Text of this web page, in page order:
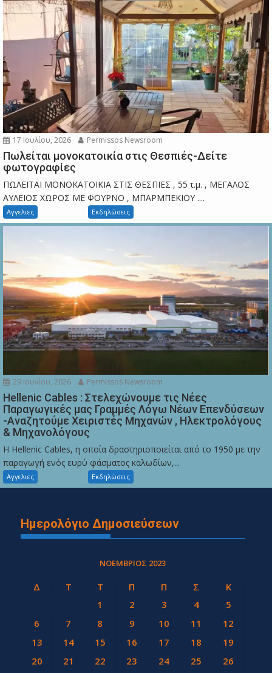
17 Ιουλίου, 2026 Permissos Newsroom
Πωλείται μονοκατοικία στις Θεσπιές-Δείτε
φωτογραφίες
ΠΩΛΕΙΤΑΙ ΜΟΝΟΚΑΤΟΙΚΙΑ ΣΤΙΣ ΘΕΣΠΙΕΣ , 55 τ.μ. , ΜΕΓΑΛΟΣ
ΑΥΛΕΙΟΣ ΧΩΡΟΣ ΜΕ ΦΟΥΡΝΟ , ΜΠΑΡΜΠΕΚΙΟΥ ....
Αγγελιες Εκδηλώσεις
29 Ιουνίου, 2026 Permissos Newsroom
Hellenic Cables : Στελεχώνουμε τις Νέες
Παραγωγικές μας Γραμμές Λόγω Νέων Επενδύσεων
-Αναζητούμε Χειριστές Μηχανών , Ηλεκτρολόγους
& Μηχανολόγους
Η Hellenic Cables, η οποία δραστηριοποιείται από το 1950 με την
παραγωγή ενός ευρύ φάσματος καλωδίων,...
Αγγελιες Εκδηλώσεις
Ημερολόγιο Δημοσιεύσεων
ΝΟΈΜΒΡΙΟΣ 2023
Δ Τ Τ Π Π Σ
Κ
1
2 3 4
5
6
7 8 9 10 11
12
13
14 15 16 17 18
19
20
21 22 23 24 25
26